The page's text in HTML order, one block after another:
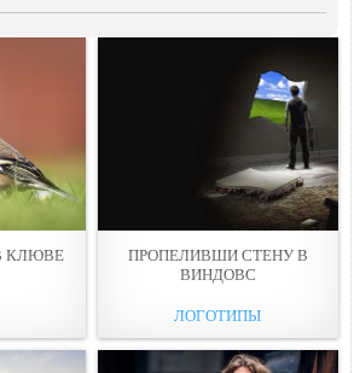
КЛЮВE
ПРОПЕЛИВШИ СТЕНУ В
ВИНДОВС
ЛОГОТИПЫ